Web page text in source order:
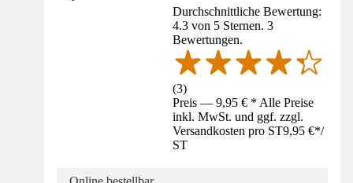
Durchschnittliche Bewertung:
4.3 von 5 Sternen. 3
Bewertungen.
(3)
Preis — 9,95 € * Alle Preise
inkl. MwSt. und ggf. zzgl.
Versandkosten pro ST9,95 €*/
ST